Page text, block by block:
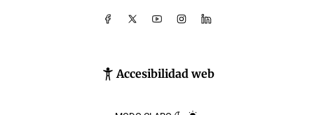
Accesibilidad web